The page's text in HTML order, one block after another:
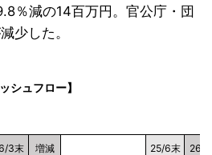
％減の14百万円。官公庁・団
少した。
シュフロー】
3末 増減 25/6末 26/